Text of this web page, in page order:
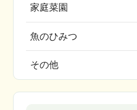
家庭菜園
魚のひみつ
その他